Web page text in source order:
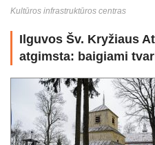
Kultūros infrastruktūros centras
Ilguvos Šv. Kryžiaus
atgimsta: baigiami